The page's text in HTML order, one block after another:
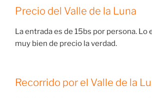
Precio del Valle de la Luna
La entrada es de 15bs por persona. Lo
muy bien de precio la verdad.
Recorrido por el Valle de la